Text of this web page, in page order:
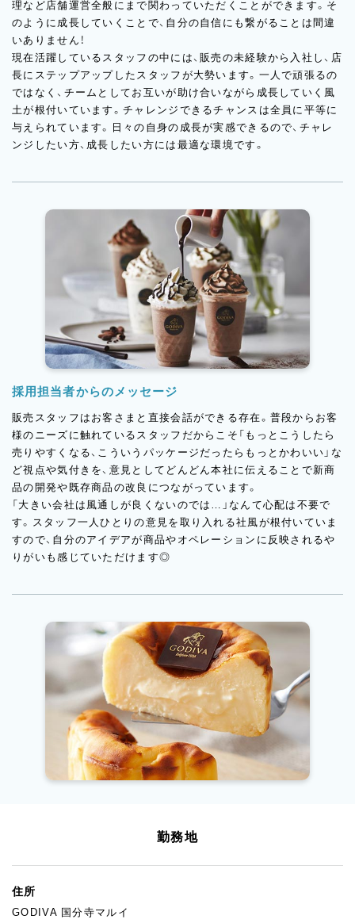
理など店舗運営全般にまで関わっていただくことができます。そ
のように成長していくことで、自分の自信にも繋がることは間違
いありません！
現在活躍しているスタッフの中には、販売の未経験から入社し、店
長にステップアップしたスタッフが大勢います。一人で頑張るの
ではなく、チームとしてお互いが助け合いながら成長していく風
土が根付いています。チャレンジできるチャンスは全員に平等に
与えられています。日々の自身の成長が実感できるので、チャレ
ンジしたい方、成長したい方には最適な環境です。
採用担当者からのメッセージ
販売スタッフはお客さまと直接会話ができる存在。普段からお客
様のニーズに触れているスタッフだからこそ「もっとこうしたら
売りやすくなる、こういうパッケージだったらもっとかわいい」な
ど視点や気付きを、意見としてどんどん本社に伝えることで新商
品の開発や既存商品の改良につながっています。
「大きい会社は風通しが良くないのでは…」なんて心配は不要で
す。スタッフ一人ひとりの意見を取り入れる社風が根付いていま
すので、自分のアイデアが商品やオペレーションに反映されるや
りがいも感じていただけます◎
勤務地
住所
GODIVA 国分寺マルイ